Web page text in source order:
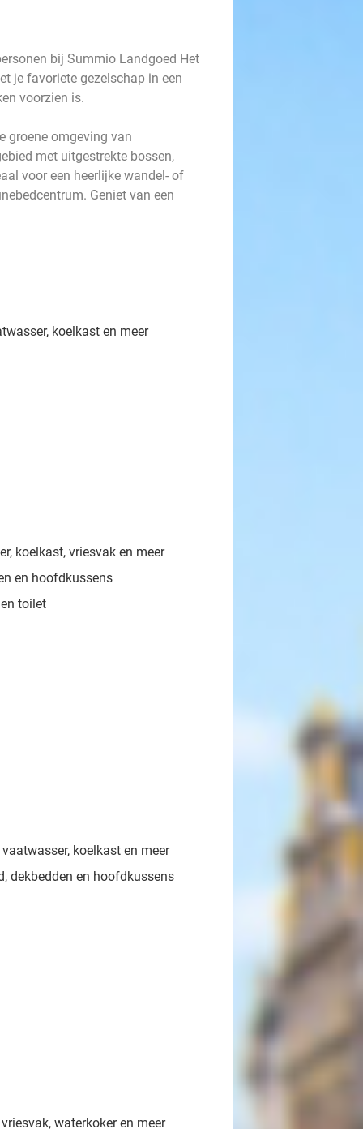
bij Summio Landgoed Het
je favoriete gezelschap in een
voorzien is.
groene omgeving van
met uitgestrekte bossen,
voor een heerlijke wandel- of
Geniet van een
koelkast en meer
koelkast, vriesvak en meer
en hoofdkussens
toilet
koelkast en meer
dekbedden en hoofdkussens
waterkoker en meer